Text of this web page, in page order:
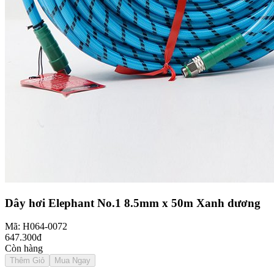
Dây hơi Elephant No.1 8.5mm x 50m Xanh dương
Mã: H064-0072
647.300đ
Còn hàng
Thêm Giỏ Mua Ngay